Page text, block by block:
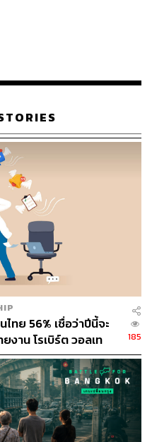
ทย 56% เชื่อว่าปีนี้จะ
งาน โรเบิร์ต วอลเท
185